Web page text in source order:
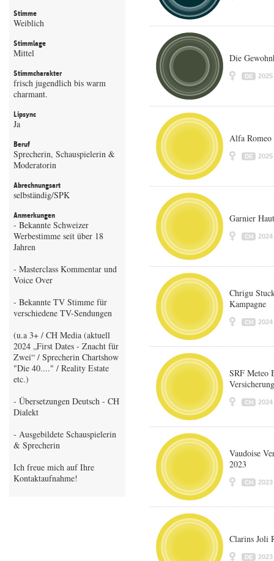
Stimme
Weiblich
Stimmlage
Mittel
Stimmcharakter
frisch jugendlich bis warm
charmant.
Lipsync
Ja
Beruf
Sprecherin, Schauspielerin &
Moderatorin
Abrechnungsart
selbständig/SPK
Anmerkungen
- Bekannte Schweizer
Werbestimme seit über 18
Jahren
- Masterclass Kommentar und
Voice Over
- Bekannte TV Stimme für
verschiedene TV-Sendungen
(u.a 3+ / CH Media (aktuell
2024 „First Dates - Znacht für
Zwei“ / Sprecherin Chartshow
"Die 40...." / Reality Estate
etc.)
- Übersetzungen Deutsch - CH
Dialekt
- Ausgebildete Schauspielerin
& Sprecherin
Ich freue mich auf Ihre
Kontaktaufnahme!
Die
DE 2025
Alfa Romeo
DE 2025
Garnier
CH 2024
Chrigu
Kampagne
CH 2024
SRF Meteo
CH 2024
Vaudoise
2023
CH 2023
Clarins Joli
DE 2023